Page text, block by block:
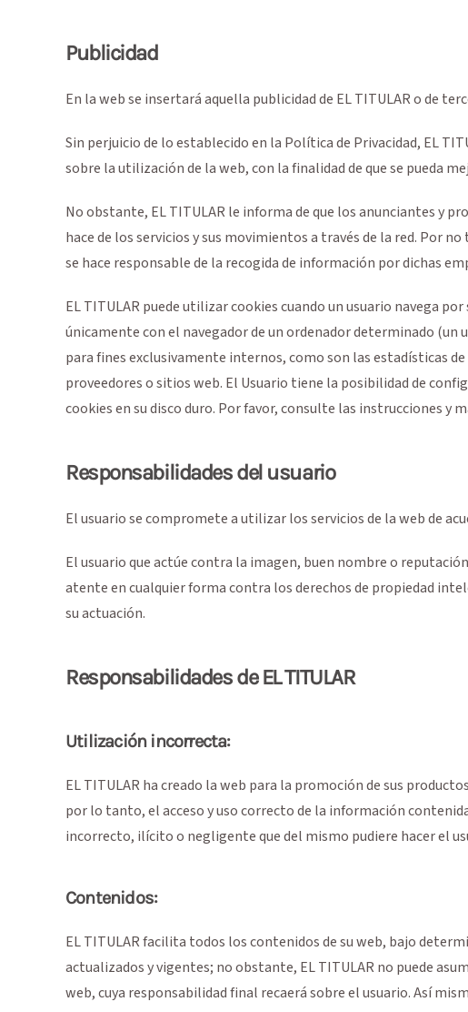
Publicidad
En la web se insertará aquella publicidad de EL TITULAR o de
Sin perjuicio de lo establecido en la Política de Privacidad, EL
sobre la utilización de la web, con la finalidad de que se pueda
No obstante, EL TITULAR le informa de que los anunciantes y
hace de los servicios y sus movimientos a través de la red. Por
se hace responsable de la recogida de información por dichas
EL TITULAR puede utilizar cookies cuando un usuario navega
únicamente con el navegador de un ordenador determinado
para fines exclusivamente internos, como son las estadísticas
proveedores o sitios web. El Usuario tiene la posibilidad de
cookies en su disco duro. Por favor, consulte las instrucciones y
Responsabilidades del usuario
El usuario se compromete a utilizar los servicios de la web de
El usuario que actúe contra la imagen, buen nombre o
atente en cualquier forma contra los derechos de propiedad
su actuación.
Responsabilidades de EL TITULAR
Utilización incorrecta:
EL TITULAR ha creado la web para la promoción de sus
por lo tanto, el acceso y uso correcto de la información
incorrecto, ilícito o negligente que del mismo pudiere hacer el
Contenidos:
EL TITULAR facilita todos los contenidos de su web, bajo
actualizados y vigentes; no obstante, EL TITULAR no puede
web, cuya responsabilidad final recaerá sobre el usuario. Así